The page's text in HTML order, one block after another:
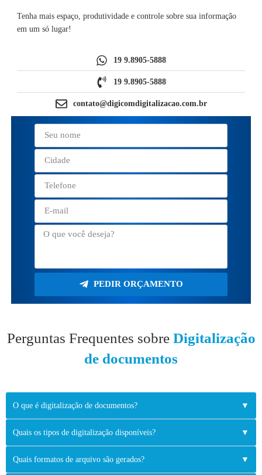
Tenha mais espaço, produtividade e controle sobre sua informação
em um só lugar!
19 9.8905-5888
19 9.8905-5888
contato@digicomdigitalizacao.com.br
PEDIR ORÇAMENTO
Perguntas Frequentes sobre Digitalização
de documentos
O que é digitalização de documentos? ▼
Quais os tipos de digitalização disponíveis? ▼
Quais formatos de arquivo são gerados? ▼